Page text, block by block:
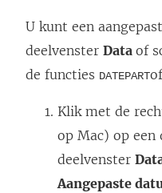
U kunt een
deelvenster Data of
de functies DATEPART
Klik met de
op Mac) op
deelvenster
Aangepaste